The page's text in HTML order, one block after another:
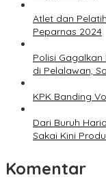
Atlet dan
Peparnas 2024
Polisi
di Pelalawan,
KPK Banding
Dari Buruh
Sakai Kini
Komentar